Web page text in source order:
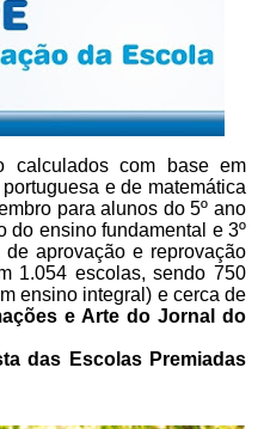
calculados com base em
e de matemática
para alunos do 5º ano
do ensino fundamental e 3º
deaprovação e reprovação
1.054 escolas, sendo 750
ensino integral) e cerca de
e Arte do Jornal do
das Escolas Premiadas